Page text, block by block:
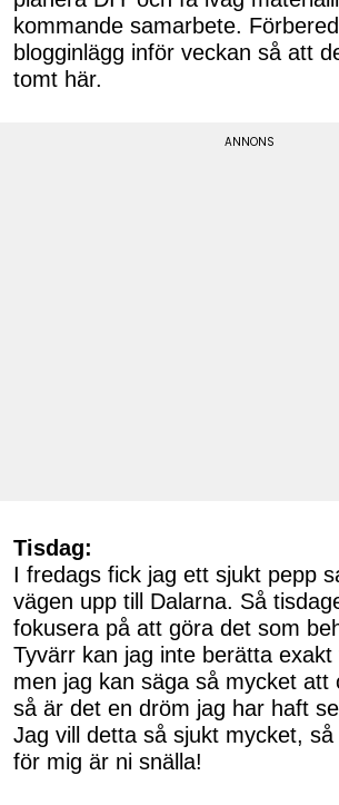
kommande samarbete.
blogginlägg inför veckan så att
tomt här.
Tisdag:
I fredags fick jag ett sjukt pepp
vägen upp till Dalarna. Så
fokusera på att göra det som
Tyvärr kan jag inte berätta exakt
men jag kan säga så mycket att
så är det en dröm jag har haft
Jag vill detta så sjukt mycket,
för mig är ni snälla!